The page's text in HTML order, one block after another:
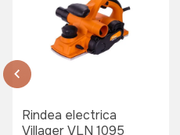
15 lei
Art:
Rindea electrica
Villager VLN 1095